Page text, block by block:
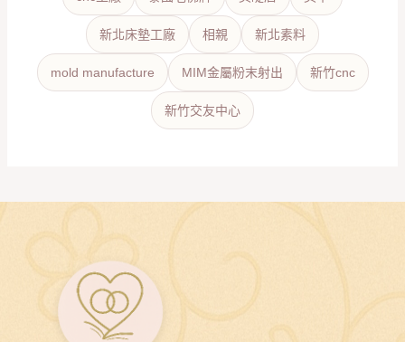
新北床墊工廠 相親 新北素料
mold manufacture MIM金屬粉末射出 新竹cnc
新竹交友中心